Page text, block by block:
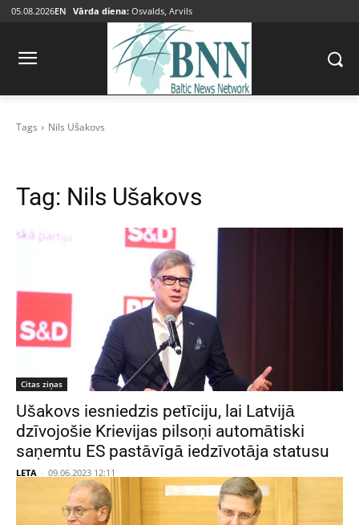
05.08.2026EN Vārda diena: Osvalds, Arvils
Tags Nils Ušakovs
Tag: Nils Ušakovs
Citas ziņas
Ušakovs iesniedzis petīciju, lai Latvijā
dzīvojošie Krievijas pilsoņi automātiski
saņemtu ES pastāvīgā iedzīvotāja statusu
LETA - 09.06.2023 12:11